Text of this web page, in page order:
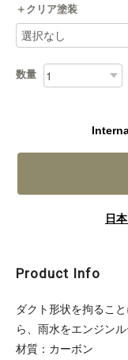
＋クリア塗装
数量
日
Product Info
ダクト形状を拘るこ
ら、雨水をエンジン
材質：カーボン